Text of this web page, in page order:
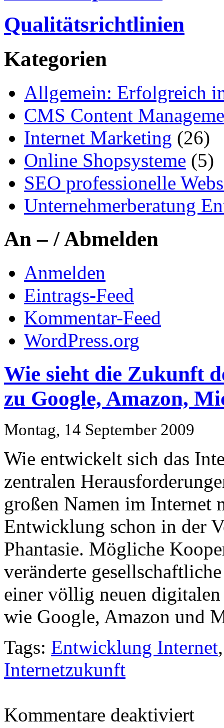
Qualitätsrichtlinien
Kategorien
Allgemein: Erfolgreich
CMS Content
Internet Marketing (26)
Online Shopsysteme (5)
SEO professionelle
Unternehmerberatung
An – / Abmelden
Anmelden
Eintrags-Feed
Kommentar-Feed
WordPress.org
Wie sieht die Zukunft
zu Google, Amazon,
Montag, 14 September 2009
Wie entwickelt sich das
zentralen
großen Namen im Internet
Entwicklung schon in der
Phantasie. Mögliche
veränderte
einer völlig neuen
wie Google, Amazon und
Tags: Entwicklung Internet
Internetzukunft
Kommentare deaktiviert